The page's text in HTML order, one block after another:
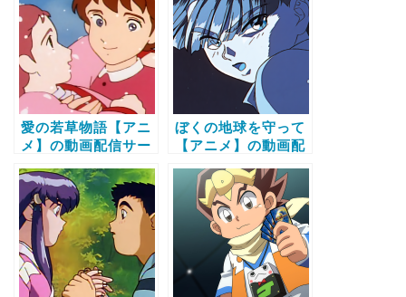
話視聴する方法
愛の若草物語【アニ
メ】の動画配信サー
話視聴する方法
ぼくの地球を守って
【アニメ】の動画配
料で全話視聴する方